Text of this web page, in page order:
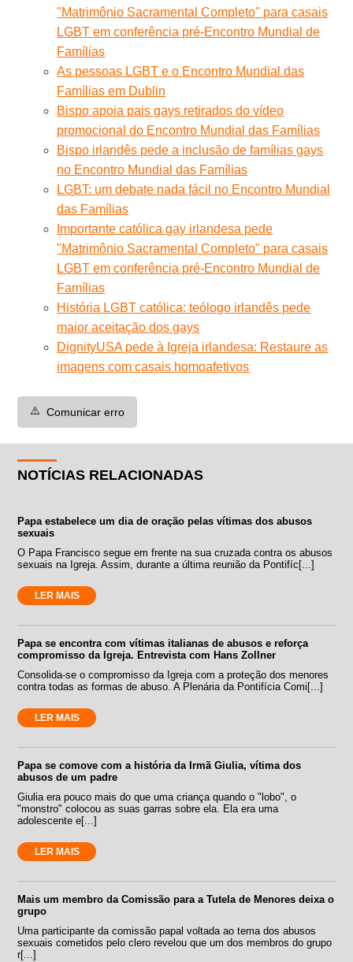
"Matrimônio Sacramental Completo" para casais
LGBT em conferência pré-Encontro Mundial de
Famílias
As pessoas LGBT e o Encontro Mundial das
Famílias em Dublin
Bispo apoia pais gays retirados do vídeo
promocional do Encontro Mundial das Famílias
Bispo irlandês pede a inclusão de famílias gays
no Encontro Mundial das Famílias
LGBT: um debate nada fácil no Encontro Mundial
das Famílias
Importante católica gay irlandesa pede
"Matrimônio Sacramental Completo" para casais
LGBT em conferência pré-Encontro Mundial de
Famílias
História LGBT católica: teólogo irlandês pede
maior aceitação dos gays
DignityUSA pede à Igreja irlandesa: Restaure as
imagens com casais homoafetivos
⚠️ Comunicar erro
NOTÍCIAS RELACIONADAS
Papa estabelece um dia de oração pelas vítimas dos abusos
sexuais
O Papa Francisco segue em frente na sua cruzada contra os abusos
sexuais na Igreja. Assim, durante a última reunião da Pontifíc[...]
LER MAIS
Papa se encontra com vítimas italianas de abusos e reforça
compromisso da Igreja. Entrevista com Hans Zollner
Consolida-se o compromisso da Igreja com a proteção dos menores
contra todas as formas de abuso. A Plenária da Pontifícia Comi[...]
LER MAIS
Papa se comove com a história da Irmã Giulia, vítima dos
abusos de um padre
Giulia era pouco mais do que uma criança quando o "lobo", o
"monstro" colocou as suas garras sobre ela. Ela era uma
adolescente e[...]
LER MAIS
Mais um membro da Comissão para a Tutela de Menores deixa o
grupo
Uma participante da comissão papal voltada ao tema dos abusos
sexuais cometidos pelo clero revelou que um dos membros do grupo
r[...]